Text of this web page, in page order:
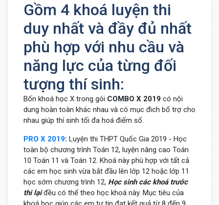
Gồm 4 khoá luyện thi
duy nhất và đầy đủ nhất
phù hợp với nhu cầu và
năng lực của từng đối
tượng thí sinh:
Bốn khoá học X trong gói COMBO X 2019 có nội
dung hoàn toàn khác nhau và có mục đich bổ trợ cho
nhau giúp thí sinh tối đa hoá điểm số.
PRO X 2019: Luyện thi THPT Quốc Gia 2019 - Học
toàn bộ chương trình Toán 12, luyện nâng cao Toán
10 Toán 11 và Toán 12. Khoá này phù hợp với tất cả
các em học sinh vừa bắt đầu lên lớp 12 hoặc lớp 11
học sớm chương trình 12, Học sinh các khoá trước
thi lại đều có thể theo học khoá này. Mục tiêu của